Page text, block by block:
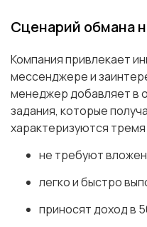
Сценарий обмана
Компания привлекает
мессенджере и
менеджер добавляет в
задания, которые
характеризуются
не требуют
легко и быстро
приносят доход в